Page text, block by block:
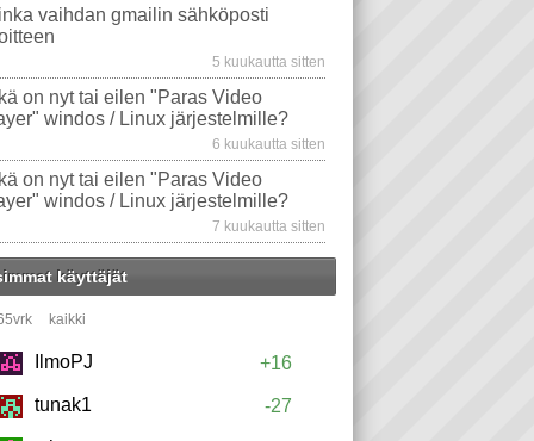
vaihdan gmailin sähköposti
5 kuukautta sitten
on nyt tai eilen "Paras Video
windos / Linux järjestelmille?
6 kuukautta sitten
on nyt tai eilen "Paras Video
windos / Linux järjestelmille?
7 kuukautta sitten
käyttäjät
kaikki
IlmoPJ +16
tunak1 -27